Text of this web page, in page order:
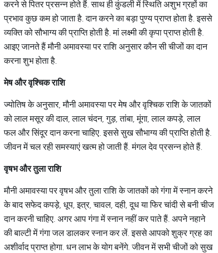
करने से पितर प्रसन्न होते हैं. साथ ही कुंडली में स्थिति अशुभ ग्रहों का
प्रभाव कुछ कम हो जाता है. दान करने का बड़ा पुण्य प्राप्त होता है. इससे
व्यक्ति को सौभाग्य की प्राप्ति होती है. मां लक्ष्मी की कृपा प्राप्त होती है.
आइए जानते हैं मौनी अमावस्या पर राशि अनुसार कौन सी चीजों का दान
करना शुभ होता है.
मेषऔरवृश्चिकराशि
ज्योतिष के अनुसार, मौनी अमावस्या पर मेष और वृश्चिक राशि के जातकों
को लाल मसूर की दाल, लाल चंदन, गुड़, तांबा, मूंगा, लाल कपड़े, लाल
फल और सिंदूर दान करना चाहिए. इससे सुख सौभाग्य की प्राप्ति होती है.
जीवन में चल रही समस्याएं खत्म हो जाती हैं. मंगल देव प्रसन्न होते हैं.
वृषभऔरतुलाराशि
मौनी अमावस्या पर वृषभ और तुला राशि के जातकों को गंगा में स्नान करने
के बाद सफेद कपड़े, धूप, इत्र, चावल, दही, दूध या फिर चांदी से बनी चीज
दान करनी चाहिए. अगर आप गंगा में स्नान नहीं कर पाते हैं. अपने नहाने
की बाल्टी में गंगा जल डालकर स्नान कर लें. इससे आपको शुक्र ग्रह का
अशीर्वाद प्राप्त होगा. धन लाभ के योग बनेंगे. जीवन में सभी चीजों को सुख